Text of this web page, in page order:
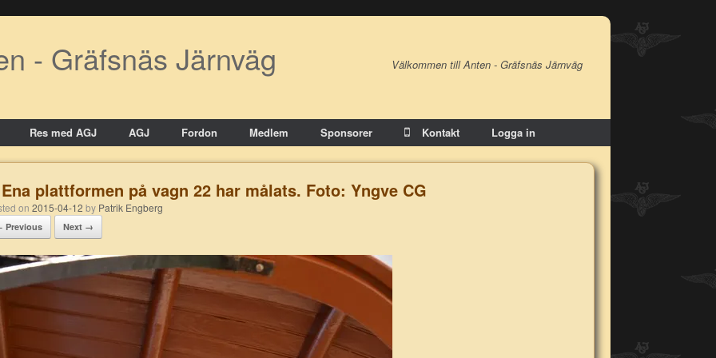
- Gräfsnäs Järnväg Välkommen till Anten - Gräfsnäs Järnväg
Res med AGJ AGJ Fordon Medlem Sponsorer Kontakt Logga in
Ena plattformen på vagn 22 har målats. Foto: Yngve CG
on 2015-04-12 by Patrik Engberg
Previous Next →